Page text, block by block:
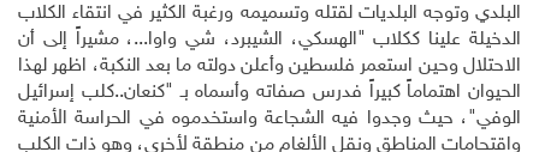
البلدي وتوجه البلديات لقتله وتسميمه ورغبة الكثير في انتقاء الكلاب
الدخيلة علينا ككلاب "الهسكي، الشيبرد، شي واوا...، مشيراً إلى أن
الاحتلال وحين استعمر فلسطين وأعلن دولته ما بعد النكبة، اظهر لهذا
الحيوان اهتماماً كبيراً فدرس صفاته وأسماه بـ "كنعان..كلب إسرائيل
الوفي"، حيث وجدوا فيه الشجاعة واستخدموه في الحراسة الأمنية
واقتحامات المناطق ونقل الألغام من منطقة لأخرى، وهو ذات الكلب